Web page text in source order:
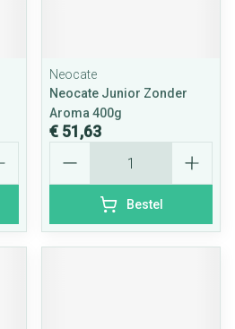
Neocate
Neocate Junior Zonder
Aroma 400g
€ 51,63
Bestel